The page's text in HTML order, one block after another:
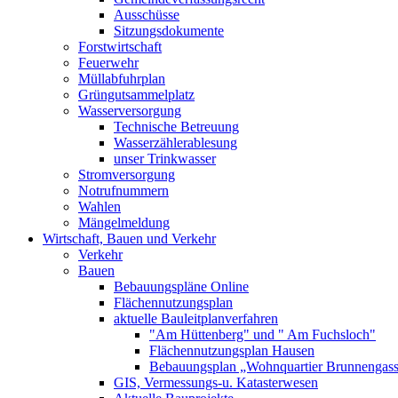
Ausschüsse
Sitzungsdokumente
Forstwirtschaft
Feuerwehr
Müllabfuhrplan
Grüngutsammelplatz
Wasserversorgung
Technische Betreuung
Wasserzählerablesung
unser Trinkwasser
Stromversorgung
Notrufnummern
Wahlen
Mängelmeldung
Wirtschaft, Bauen und Verkehr
Verkehr
Bauen
Bebauungspläne Online
Flächennutzungsplan
aktuelle Bauleitplanverfahren
"Am Hüttenberg" und " Am Fuchsloch"
Flächennutzungsplan Hausen
Bebauungsplan „Wohnquartier
GIS, Vermessungs-u. Katasterwesen